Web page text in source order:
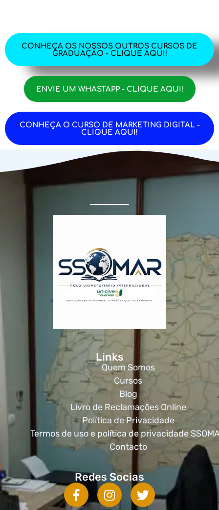
CONHEÇA OS NOSSOS OUTROS CURSOS DE
GRADUAÇÃO - CLIQUE AQUI!
ENVIE UM WHASTAPP - CLIQUE AQUI!
CONHEÇA O CURSO DE MARKETING DIGITAL -
CLIQUE AQUI!
Links
Quem Somos
Cursos
Blog
Livro de Reclamações Online
Política de Privacidade
Termos de uso e política de privacidade
Contacto
Redes Socias